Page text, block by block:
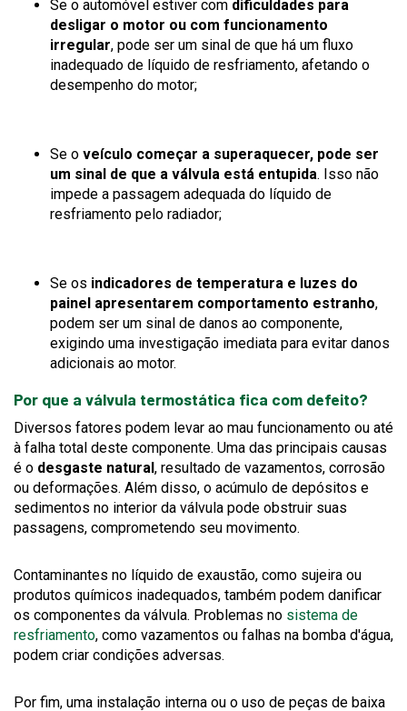
Se o automóvel estiver com dificuldades para
desligar o motor ou com funcionamento
irregular, pode ser um sinal de que há um fluxo
inadequado de líquido de resfriamento, afetando o
desempenho do motor;
Se o veículo começar a superaquecer, pode ser
um sinal de que a válvula está entupida. Isso não
impede a passagem adequada do líquido de
resfriamento pelo radiador;
Se os indicadores de temperatura e luzes do
painel apresentarem comportamento estranho,
podem ser um sinal de danos ao componente,
exigindo uma investigação imediata para evitar danos
adicionais ao motor.
Por que a válvula termostática fica com defeito?
Diversos fatores podem levar ao mau funcionamento ou até
à falha total deste componente. Uma das principais causas
é o desgaste natural , resultado de vazamentos, corrosão
ou deformações. Além disso, o acúmulo de depósitos e
sedimentos no interior da válvula pode obstruir suas
passagens, comprometendo seu movimento.
Contaminantes no líquido de exaustão, como sujeira ou
produtos químicos inadequados, também podem danificar
os componentes da válvula. Problemas no sistema de
resfriamento, como vazamentos ou falhas na bomba d'água,
podem criar condições adversas.
Por fim, uma instalação interna ou o uso de peças de baixa